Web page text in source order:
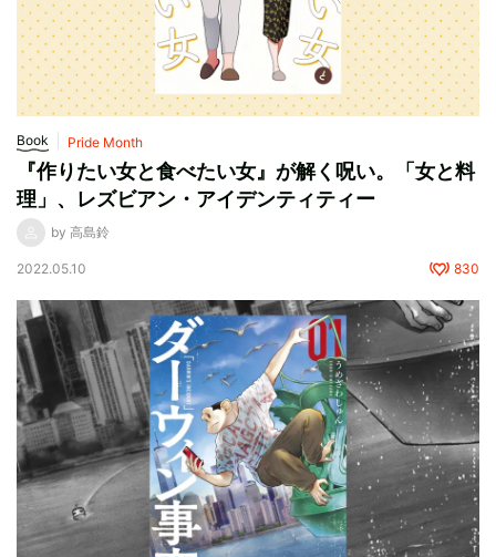
Book Pride Month
『作りたい女と食べたい女』が解く呪い。「女と料
理」、レズビアン・アイデンティティー
by 高島鈴
2022.05.10 830